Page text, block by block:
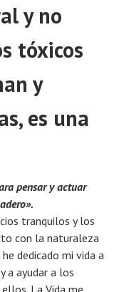
y no
tóxicos
y
es una
pensar y actuar
tranquilos y los
con la naturaleza
dedicado mi vida a
a ayudar a los
La Vida me